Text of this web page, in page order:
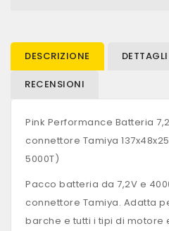
DESCRIZIONE
RECENSIONI
Pink Performance Batteria
connettore Tamiya
5000T)
Pacco batteria da 7,2V e
connettore Tamiya. Adatta
barche e tutti i tipi di motore